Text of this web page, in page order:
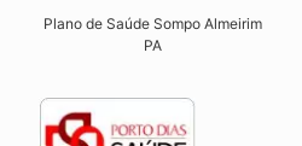
Plano de Saúde Sompo Almeirim
PA​